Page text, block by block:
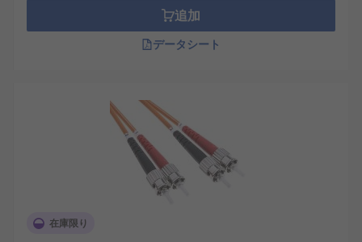
追加
データシート
在庫限り